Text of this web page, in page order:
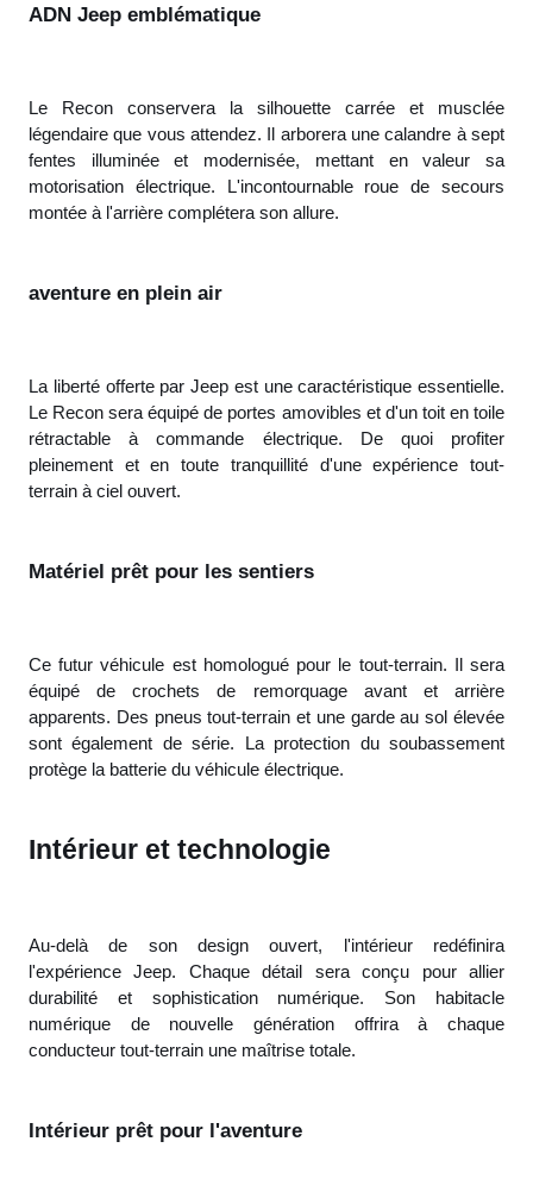
ADN Jeep emblématique
Le Recon conservera la silhouette carrée et musclée
légendaire que vous attendez. Il arborera une calandre à sept
fentes illuminée et modernisée, mettant en valeur sa
motorisation électrique. L'incontournable roue de secours
montée à l'arrière complétera son allure.
aventure en plein air
La liberté offerte par Jeep est une caractéristique essentielle.
Le Recon sera équipé de portes amovibles et d'un toit en toile
rétractable à commande électrique. De quoi profiter
pleinement et en toute tranquillité d'une expérience tout-
terrain à ciel ouvert.
Matériel prêt pour les sentiers
Ce futur véhicule est homologué pour le tout-terrain. Il sera
équipé de crochets de remorquage avant et arrière
apparents. Des pneus tout-terrain et une garde au sol élevée
sont également de série. La protection du soubassement
protège la batterie du véhicule électrique.
Intérieur et technologie
Au-delà de son design ouvert, l'intérieur redéfinira
l'expérience Jeep. Chaque détail sera conçu pour allier
durabilité et sophistication numérique. Son habitacle
numérique de nouvelle génération offrira à chaque
conducteur tout-terrain une maîtrise totale.
Intérieur prêt pour l'aventure